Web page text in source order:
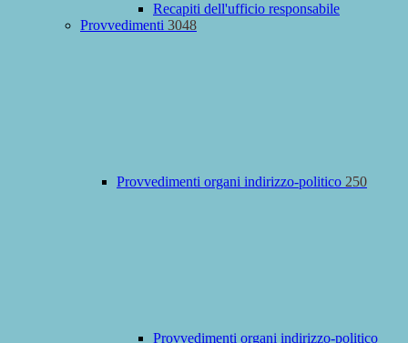
Recapiti dell'ufficio responsabile
Provvedimenti 3048
Provvedimenti organi indirizzo-politico 250
Provvedimenti organi indirizzo-politico